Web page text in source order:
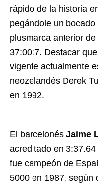
rápido de la historia
pegándole un
plusmarca anterior
37:00:7. Destacar
vigente actualmente
neozelandés Derek
en 1992.
El barcelonés Jaime
acreditado en
fue campeón de
5000 en 1987, según